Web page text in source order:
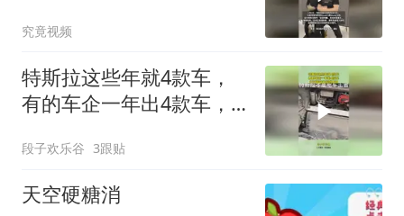
究竟视频
特斯拉这些年就4款车，
有的车企一年出4款车，
段子欢乐谷 3跟贴
天空硬糖消